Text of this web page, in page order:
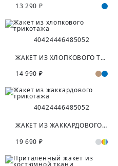
13 290 ₽
40424446485052
ЖАКЕТ ИЗ ХЛОПКОВОГО ТРИКОТАЖА
14 990 ₽
40424446485052
ЖАКЕТ ИЗ ЖАККАРДОВОГО ТРИКОТАЖА
19 690 ₽